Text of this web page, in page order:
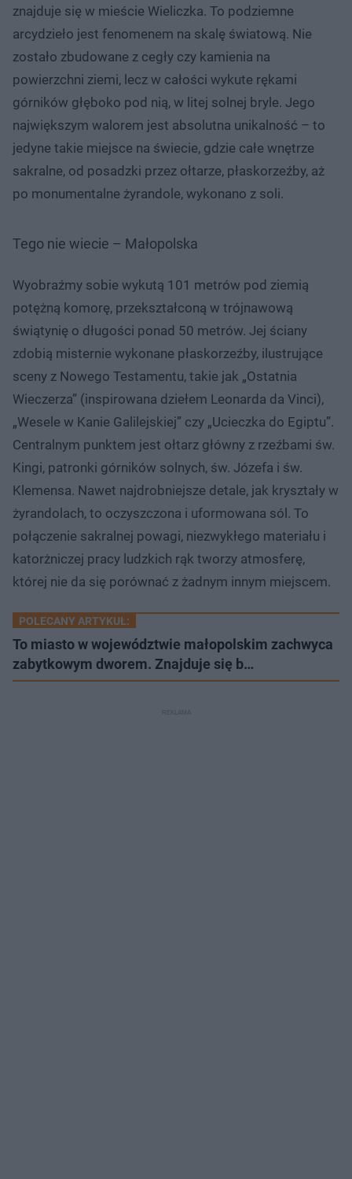
znajduje się w mieście Wieliczka. To podziemne
arcydzieło jest fenomenem na skalę światową. Nie
zostało zbudowane z cegły czy kamienia na
powierzchni ziemi, lecz w całości wykute rękami
górników głęboko pod nią, w litej solnej bryle. Jego
największym walorem jest absolutna unikalność – to
jedyne takie miejsce na świecie, gdzie całe wnętrze
sakralne, od posadzki przez ołtarze, płaskorzeźby, aż
po monumentalne żyrandole, wykonano z soli.
Tego nie wiecie – Małopolska
Wyobraźmy sobie wykutą 101 metrów pod ziemią
potężną komorę, przekształconą w trójnawową
świątynię o długości ponad 50 metrów. Jej ściany
zdobią misternie wykonane płaskorzeźby, ilustrujące
sceny z Nowego Testamentu, takie jak „Ostatnia
Wieczerza” (inspirowana dziełem Leonarda da Vinci),
„Wesele w Kanie Galilejskiej” czy „Ucieczka do Egiptu”.
Centralnym punktem jest ołtarz główny z rzeźbami św.
Kingi, patronki górników solnych, św. Józefa i św.
Klemensa. Nawet najdrobniejsze detale, jak kryształy w
żyrandolach, to oczyszczona i uformowana sól. To
połączenie sakralnej powagi, niezwykłego materiału i
katorżniczej pracy ludzkich rąk tworzy atmosferę,
której nie da się porównać z żadnym innym miejscem.
POLECANY ARTYKUŁ:
To miasto w województwie małopolskim zachwyca
zabytkowym dworem. Znajduje się b…